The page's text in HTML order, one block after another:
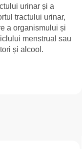
urinar și a
tractului urinar,
a organismului și
menstrual sau
și alcool.